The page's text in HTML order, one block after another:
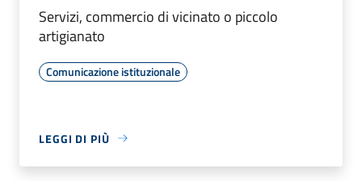
Servizi, commercio di vicinato o piccolo
artigianato
Comunicazione istituzionale
LEGGI DI PIÙ